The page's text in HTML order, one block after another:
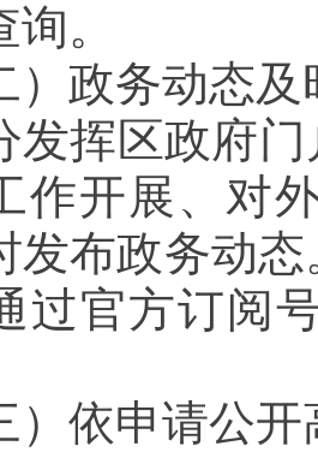
。
政务动态及
区政府门
作开展、对
发布政务动
过官方订阅
依申请公开